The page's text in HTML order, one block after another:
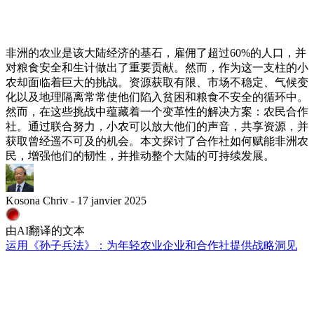
非洲的农业是该大陆经济的基石，雇佣了超过60%的人口，并
对粮食安全和生计做出了重要贡献。然而，作为这一支柱的小
农却面临着巨大的挑战。资源获取有限、市场不稳定、气候变
化以及地理隔离常常使他们陷入贫困和粮食不安全的循环中。
然而，在这些挑战中蕴藏着一个变革性的解决方案：农民合作
社。通过联合努力，小农可以放大他们的声音，共享资源，并
获取曾经遥不可及的机会。本文探讨了合作社如何赋能非洲农
民，增强他们的韧性，并推动整个大陆的可持续发展。
Kosona Chriv - 17 janvier 2025
由AI翻译的文本
运用《孙子兵法》：为年轻农业企业和合作社提供战略洞见